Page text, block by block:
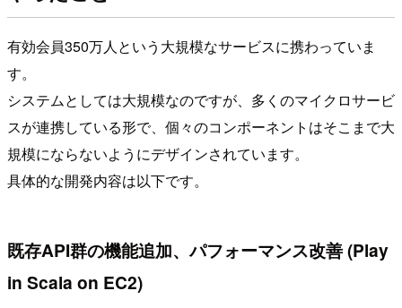
有効会員350万人という大規模なサービスに携わっていま
す。
システムとしては大規模なのですが、多くのマイクロサービ
スが連携している形で、個々のコンポーネントはそこまで大
規模にならないようにデザインされています。
具体的な開発内容は以下です。
既存API群の機能追加、パフォーマンス改善 (Play
in Scala on EC2)